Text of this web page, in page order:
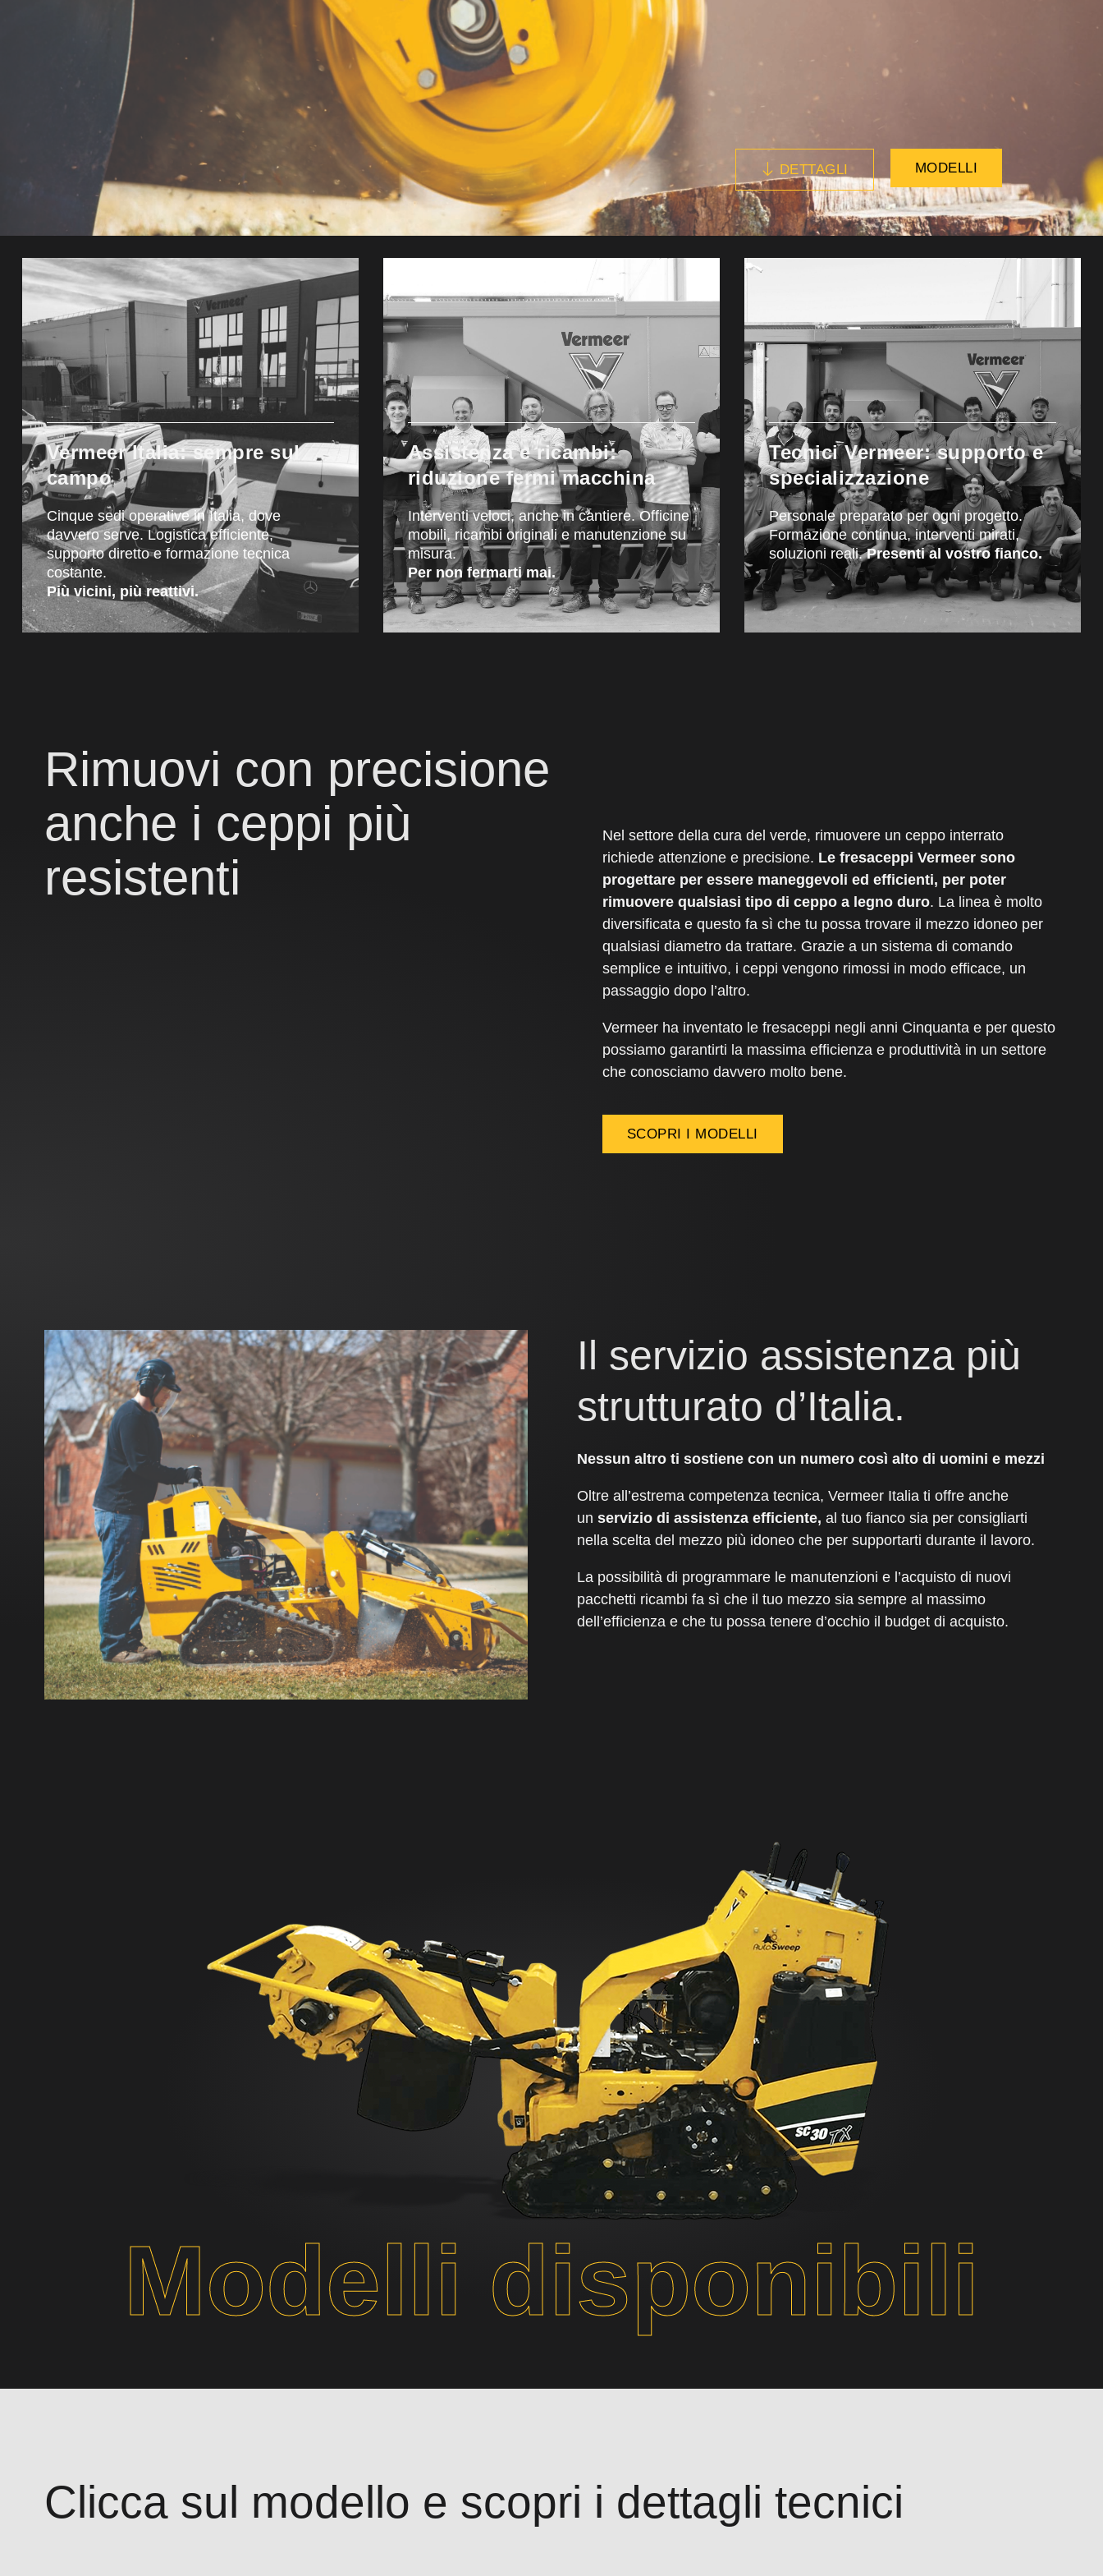
DETTAGLI MODELLI
Vermeer Italia: sempre sul
campo
Cinque sedi operative in Italia, dove
davvero serve. Logistica efficiente,
supporto diretto e formazione tecnica
costante.
Più vicini, più reattivi.
Assistenza e ricambi:
riduzione fermi macchina
Interventi veloci, anche in cantiere. Officine
mobili, ricambi originali e manutenzione su
misura.
Per non fermarti mai.
Tecnici Vermeer: supporto e
specializzazione
Personale preparato per ogni progetto.
Formazione continua, interventi mirati,
soluzioni reali.Presenti al vostro fianco.
Rimuovi con precisione
anche i ceppi più
resistenti
Nel settore della cura del verde, rimuovere un ceppo interrato
richiede attenzione e precisione. Le fresaceppi Vermeer sono
progettare per essere maneggevoli ed efficienti, per poter
rimuovere qualsiasi tipo di ceppo a legno duro. La linea è molto
diversificata e questo fa sì che tu possa trovare il mezzo idoneo per
qualsiasi diametro da trattare. Grazie a un sistema di comando
semplice e intuitivo, i ceppi vengono rimossi in modo efficace, un
passaggio dopo l’altro.
Vermeer ha inventato le fresaceppi negli anni Cinquanta e per questo
possiamo garantirti la massima efficienza e produttività in un settore
che conosciamo davvero molto bene.
SCOPRI I MODELLI
Il servizio assistenza più
strutturato d’Italia.
Nessun altro ti sostiene con un numero così alto di uomini e mezzi
Oltre all’estrema competenza tecnica, Vermeer Italia ti offre anche
un servizio di assistenza efficiente, al tuo fianco sia per consigliarti
nella scelta del mezzo più idoneo che per supportarti durante il lavoro.
La possibilità di programmare le manutenzioni e l’acquisto di nuovi
pacchetti ricambi fa sì che il tuo mezzo sia sempre al massimo
dell’efficienza e che tu possa tenere d’occhio il budget di acquisto.
Modelli disponibili
Clicca sul modello e scopri i dettagli tecnici